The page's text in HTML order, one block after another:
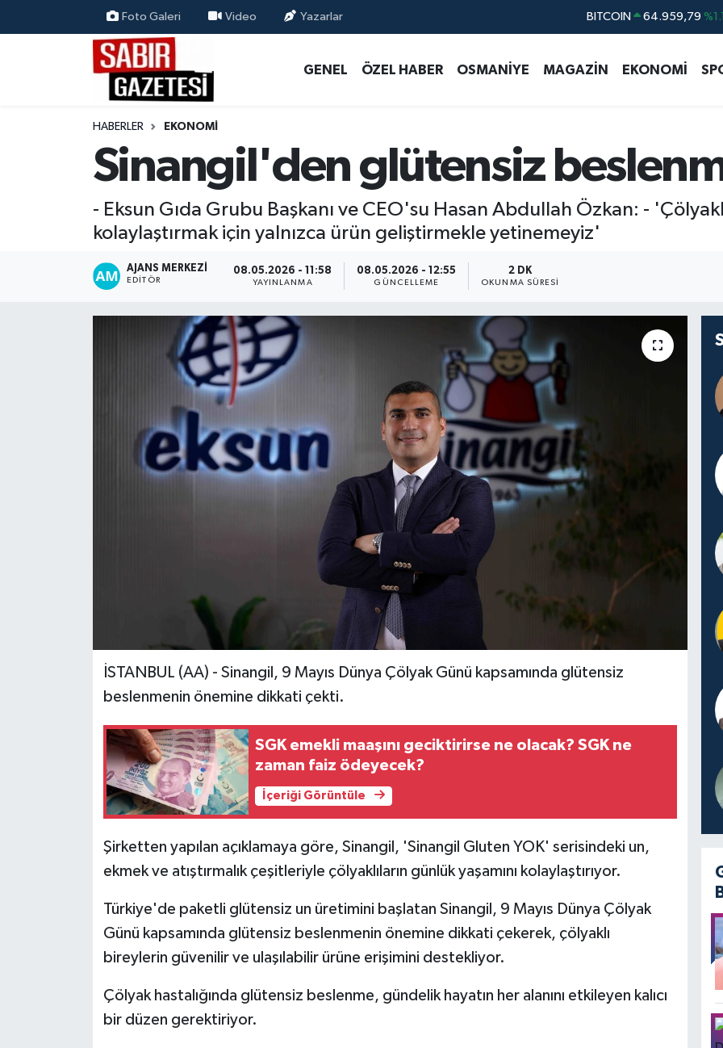
Foto Galeri Video Yazarlar DOLAR 47,7436
STERLİN 64,4811
BITCOIN 64.959,79
GENEL ÖZEL HABER OSMANİYE MAGAZİN EKONOMİ
HABERLER EKONOMI
Sinangil'den glütensiz
- Eksun Gıda Grubu Başkanı ve CEO'su Hasan Abdullah Özkan: -
kolaylaştırmak için yalnızca ürün geliştirmekle yetinemeyiz'
AJANS MERKEZI
EDITÖR
08.05.2026 - 11:58
YAYINLANMA
08.05.2026 - 12:55
GÜNCELLEME
2 DK
OKUNMA SÜRESI
İSTANBUL (AA) - Sinangil, 9 Mayıs Dünya Çölyak Günü kapsamında glütensiz
beslenmenin önemine dikkati çekti.
SGK emekli maaşını geciktirirse ne olacak? SGK ne
zaman faiz ödeyecek?
İçeriği Görüntüle
Şirketten yapılan açıklamaya göre, Sinangil, 'Sinangil Gluten YOK' serisindeki un,
ekmek ve atıştırmalık çeşitleriyle çölyaklıların günlük yaşamını kolaylaştırıyor.
Türkiye'de paketli glütensiz un üretimini başlatan Sinangil, 9 Mayıs Dünya Çölyak
Günü kapsamında glütensiz beslenmenin önemine dikkati çekerek, çölyaklı
bireylerin güvenilir ve ulaşılabilir ürüne erişimini destekliyor.
Çölyak hastalığında glütensiz beslenme, gündelik hayatın her alanını etkileyen kalıcı
bir düzen gerektiriyor.
ÖZEL HABER
MAGAZİN
EKONOMİ
Osmaniye Nöbetçi Eczaneler
Osmaniye Hava Durumu
Osmaniye Trafik Yoğunluk Haritası
Süper Lig Puan Durumu ve Fikstür
Tüm Manşetler
Son Dakika Haberleri